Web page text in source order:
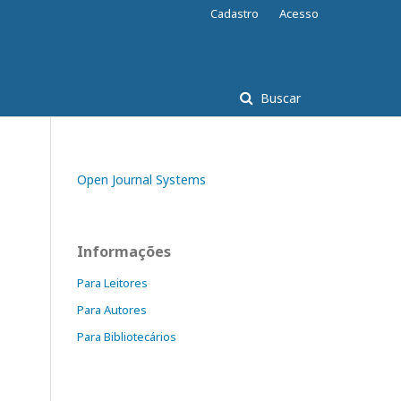
Buscar
Cadastro Acesso
Open Journal Systems
Informações
Para Leitores
Para Autores
Para Bibliotecários